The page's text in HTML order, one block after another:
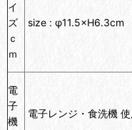
イ
ズ
ｃ
ｍ
size : φ11.5×H6.3cm
電
子
機
電子レンジ・食洗機